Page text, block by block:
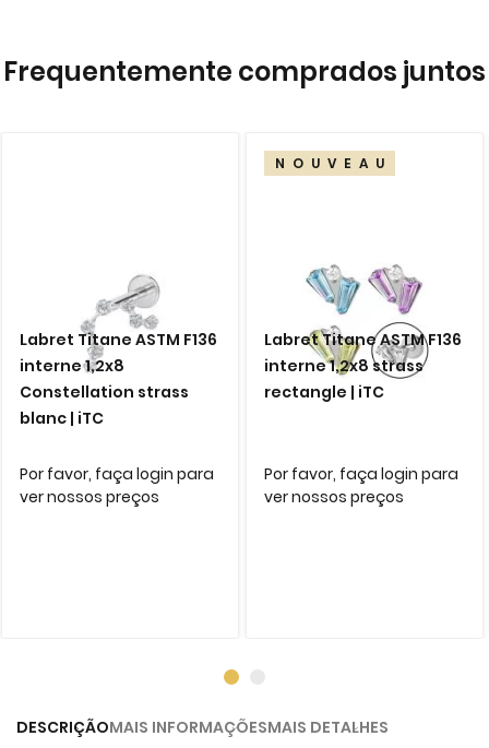
Frequentemente comprados juntos
Labret Titane ASTM F136
interne 1,2x8
Constellation strass
blanc | iTC
Por favor, faça login para
ver nossos preços
NOUVEAU
Labret Titane ASTM F136
interne 1,2x8 strass
rectangle | iTC
Por favor, faça login para
ver nossos preços
DESCRIÇÃOMAIS INFORMAÇÕESMAIS DETALHES